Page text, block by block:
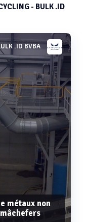
- BULK .ID
.ID BVBA
métaux non